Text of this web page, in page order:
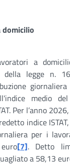
domicilio
a
della legge n.
medio
Per l’anno
indice
per i
[7]. Detto
a 58,13